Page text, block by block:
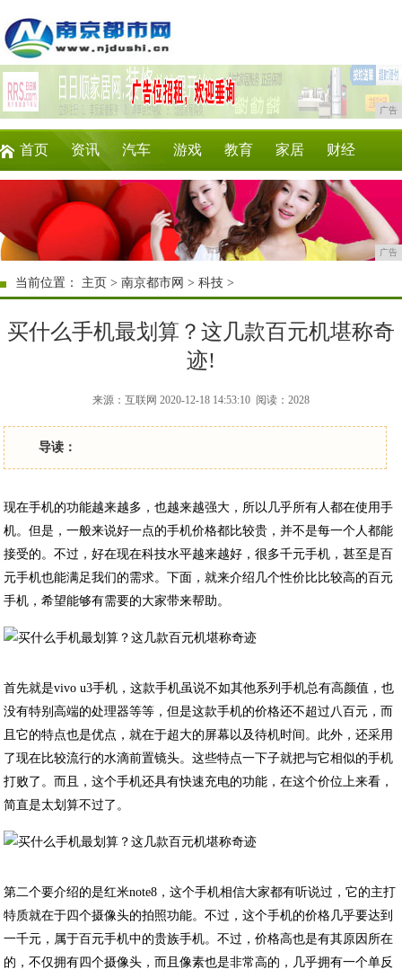
广告
首页 资讯 汽车 游戏 教育 家居 财经
时尚 企业 商讯 微商 消费
广告
当前位置： 主页 >南京都市网 >科技 >
买什么手机最划算？这几款百元机堪称奇
迹!
来源：互联网 2020-12-18 14:53:10 阅读：2028
导读：
现在手机的功能越来越多，也越来越强大，所以几乎所有人都在使用手
机。但是，一般来说好一点的手机价格都比较贵，并不是每一个人都能
接受的。不过，好在现在科技水平越来越好，很多千元手机，甚至是百
元手机也能满足我们的需求。下面，就来介绍几个性价比比较高的百元
手机，希望能够有需要的大家带来帮助。
首先就是vivo u3手机，这款手机虽说不如其他系列手机总有高颜值，也
没有特别高端的处理器等等，但是这款手机的价格还不超过八百元，而
且它的特点也是优点，就在于超大的屏幕以及待机时间。此外，还采用
了现在比较流行的水滴前置镜头。这些特点一下子就把与它相似的手机
打败了。而且，这个手机还具有快速充电的功能，在这个价位上来看，
简直是太划算不过了。
第二个要介绍的是红米note8，这个手机相信大家都有听说过，它的主打
特质就在于四个摄像头的拍照功能。不过，这个手机的价格几乎要达到
一千元，属于百元手机中的贵族手机。不过，价格高也是有其原因所在
的，不仅拥有四个摄像头，而且像素也是非常高的，几乎拥有一个单反